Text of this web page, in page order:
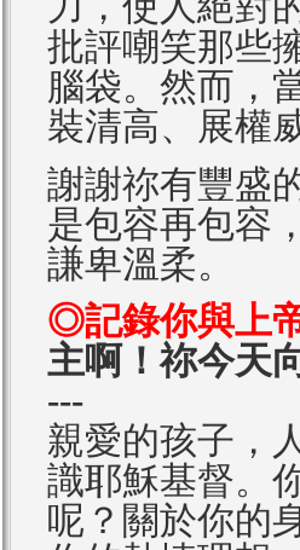
批評嘲笑那些
腦袋。然而，
裝清高、展權
謝謝祢有豐盛
是包容再包容
謙卑溫柔。
◎記錄你與上
主啊！祢今天
---
親愛的孩子，
識耶穌基督。
呢？關於你的